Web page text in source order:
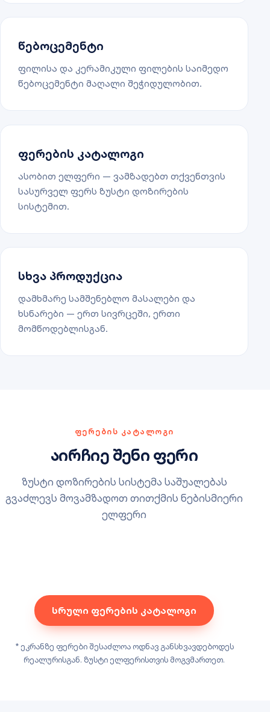
წებოცემენტი
ფილისა და კერამიკული ფილების საიმედო
წებოცემენტი მაღალი შეჭიდულობით.
ფერების კატალოგი
ასობით ელფერი — ვამზადებთ თქვენთვის
სასურველ ფერს ზუსტი დოზირების
სისტემით.
სხვა პროდუქცია
დამხმარე სამშენებლო მასალები და
ხსნარები — ერთ სივრცეში, ერთი
მომწოდებლისგან.
ᲤᲔᲠᲔᲑᲘᲡ ᲙᲐᲢᲐᲚᲝᲒᲘ
აირჩიე შენი ფერი
ზუსტი დოზირების სისტემა საშუალებას
გვაძლევს მოვამზადოთ თითქმის ნებისმიერი
ელფერი
სრული ფერების კატალოგი
* ეკრანზე ფერები შესაძლოა ოდნავ განსხვავდებოდეს
რეალურისგან. ზუსტი ელფერისთვის მოგვმართეთ.